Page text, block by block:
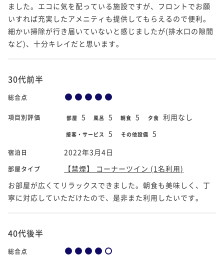
ました。エコに気を配っている施設ですが、フロントでお願
いすれば充実したアメニティも提供してもらえるので便利。
細かい掃除が行き届いていないと感じましたが(排水口の隙間
など)、十分キレイだと思います。
30代前半
総合点
項目別評価 部屋 5 風呂 5 朝食 5 夕食 利用なし
接客・サービス 5 その他設備 5
宿泊日 2022年3月4日
部屋タイプ
【禁煙】 コーナーツイン (1名利用)
お部屋が広くてリラックスできました。朝食も美味しく、丁
寧に対応していただけたので、是非また利用したいです。
40代後半
総合点